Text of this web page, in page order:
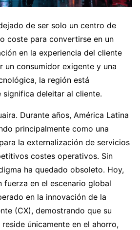
de ser solo un centro de
coste para convertirse en un
en la experiencia del cliente
un consumidor exigente y una
la región está
significa deleitar al cliente.
Durante años, América Latina
principalmente como una
la externalización de servicios
costes operativos. Sin
ha quedado obsoleto. Hoy,
fuerza en el escenario global
en la innovación de la
(CX), demostrando que su
únicamente en el ahorro,